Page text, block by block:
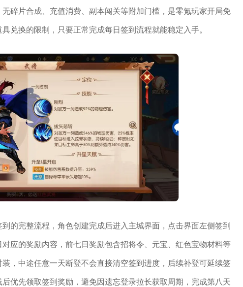
碎片合成、充值消费、副本闯关等附加门槛，是零氪玩家开局免
兑换的限制，只要正常完成每日签到流程就能稳定入手。
的完整流程，角色创建完成后进入主城界面，点击界面左侧签到
应的奖励内容，前七日奖励包含招将令、元宝、红色宝物材料等
，中途任意一天断登不会直接清空签到进度，后续补登可延续签
优先领取签到奖励，避免因遗忘登录拉长获取周期，完成第八天